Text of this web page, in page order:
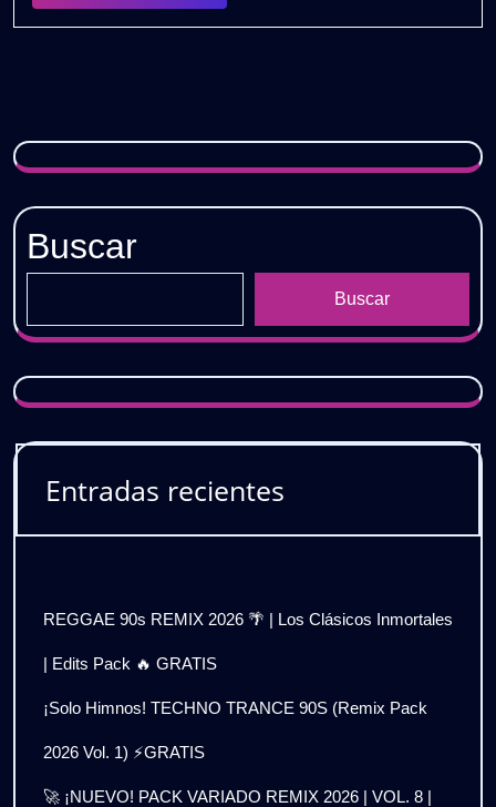
PACK
Buscar
Buscar
Entradas recientes
REGGAE 90s REMIX 2026 🌴 | Los Clásicos Inmortales
| Edits Pack 🔥 GRATIS
¡Solo Himnos! TECHNO TRANCE 90S (Remix Pack
2026 Vol. 1) ⚡GRATIS
🚀 ¡NUEVO! PACK VARIADO REMIX 2026 | VOL. 8 |